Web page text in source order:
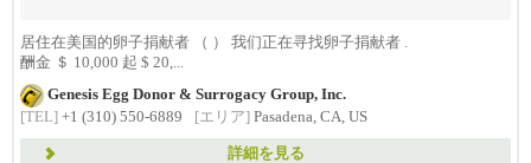
居住在美国的卵子捐献者 （ ） 我们正在寻找卵子捐献者 .
酬金 ＄ 10,000 起 $ 20,...
Genesis Egg Donor & Surrogacy Group, Inc.
[TEL] +1 (310) 550-6889 [エリア] Pasadena, CA, US
詳細を見る